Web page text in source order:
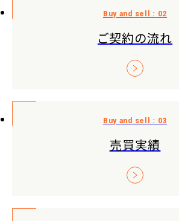
ご契約の流れ
売買実績